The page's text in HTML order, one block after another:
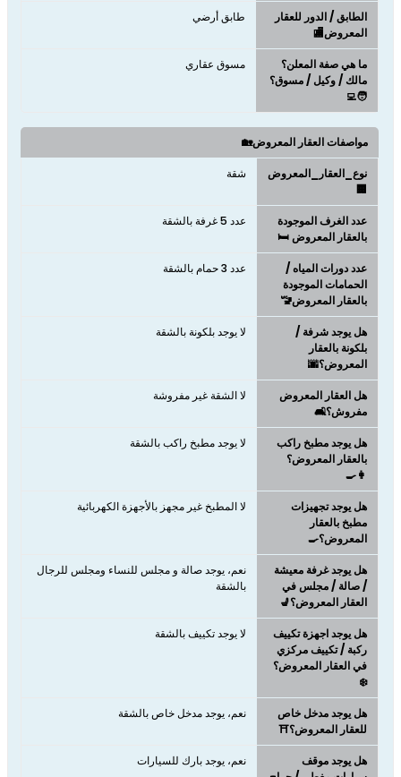
الطابق / الدور للعقار
المعروض🏬
طابق أرضي
ما هي صفة المعلن؟
مالك / وكيل / مسوق؟
🧑‍💻
مسوق عقاري
مواصفات العقار المعروض🏡
نوع_العقار_المعروض
🏢
شقة
عدد الغرف الموجودة
بالعقار المعروض 🛏️
عدد 5 غرفة بالشقة
عدد دورات المياه /
الحمامات الموجودة
بالعقار المعروض🚾
عدد 3 حمام بالشقة
هل يوجد شرفة /
بلكونة بالعقار
المعروض؟🌆
لا يوجد بلكونة بالشقة
هل العقار المعروض
مفروش؟🛋️
لا الشقة غير مفروشة
هل يوجد مطبخ راكب
بالعقار المعروض؟
👩‍🍳
لا يوجد مطبخ راكب بالشقة
هل يوجد تجهيزات
مطبخ بالعقار
المعروض؟🍳
لا المطبخ غير مجهز بالأجهزة الكهربائية
هل يوجد غرفة معيشة
/ صالة / مجلس في
العقار المعروض؟💺
نعم، يوجد صالة و مجلس للنساء ومجلس للرجال
بالشقة
هل يوجد اجهزة تكييف
ركبة / تكييف مركزي
في العقار المعروض؟
❄️
لا يوجد تكييف بالشقة
هل يوجد مدخل خاص
للعقار المعروض؟⛩️
نعم، يوجد مدخل خاص بالشقة
هل يوجد موقف
نعم، يوجد بارك للسيارات